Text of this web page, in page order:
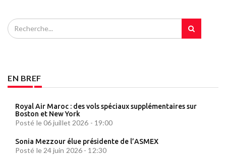
EN BREF
Royal Air Maroc : des vols spéciaux supplémentaires sur
Boston et New York
Posté le 06 juillet 2026 - 19:00
Sonia Mezzour élue présidente de l’ASMEX
Posté le 24 juin 2026 - 12:30